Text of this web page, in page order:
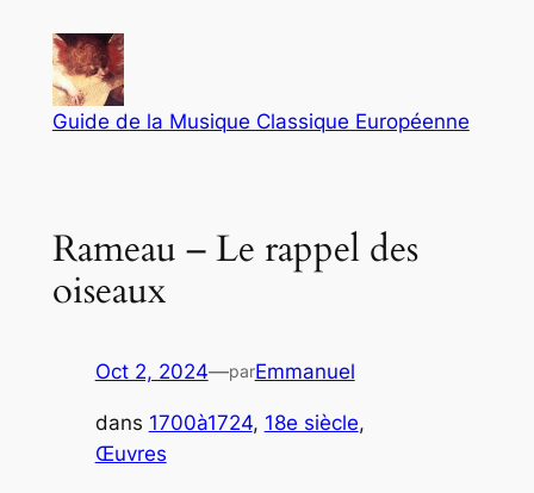
contenu
Guide de la Musique Classique Européenne
Rameau – Le rappel des
oiseaux
Oct 2, 2024—parEmmanuel
dans 1700à1724, 18e siècle
Œuvres